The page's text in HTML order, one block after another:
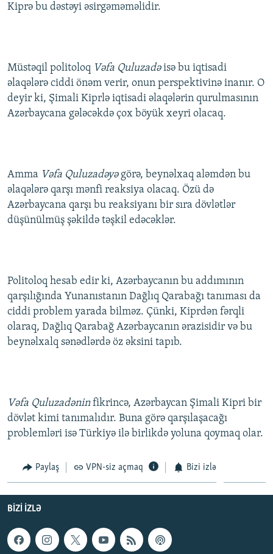
Kiprə bu dəstəyi əsirgəməməlidir.
Müstəqil politoloq Vəfa Quluzadəisə bu iqtisadi
əlaqələrə ciddi önəm verir, onun perspektivinə inanır. O
deyir ki, Şimali Kiprlə iqtisadi əlaqələrin qurulmasının
Azərbaycana gələcəkdə çox böyük xeyri olacaq.
Amma Vəfa Quluzadəyəgörə, beynəlxaq aləmdən bu
əlaqələrə qarşı mənfi reaksiya olacaq. Özü də
Azərbaycana qarşı bu reaksiyanı bir sıra dövlətlər
düşünülmüş şəkildə təşkil edəcəklər.
Politoloq hesab edir ki, Azərbaycanın bu addımının
qarşılığında Yunanıstanın Dağlıq Qarabağı tanıması da
ciddi problem yarada bilməz. Çünki, Kiprdən fərqli
olaraq, Dağlıq Qarabağ Azərbaycanın ərazisidir və bu
beynəlxalq sənədlərdə öz əksini tapıb.
Vəfa Quluzadəninfikrincə, Azərbaycan Şimali Kipri bir
dövlət kimi tanımalıdır. Buna görə qarşılaşacağı
problemləri isə Türkiyə ilə birlikdə yoluna qoymaq olar.
Paylaş VPN-siz açmaq Bizi izlə
BIZI IZLƏ